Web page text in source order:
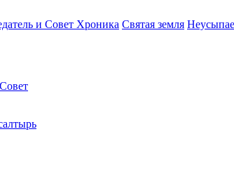
и Совет Хроника Святая земля